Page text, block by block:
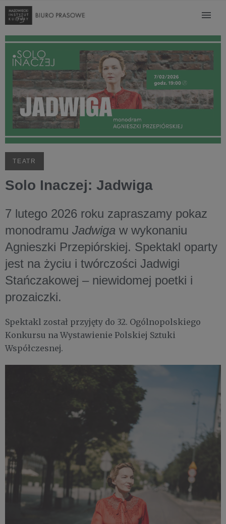
TEATR
Solo Inaczej: Jadwiga
7 lutego 2026 roku zapraszamy pokaz
monodramu Jadwiga w wykonaniu
Agnieszki Przepiórskiej. Spektakl oparty
jest na życiu i twórczości Jadwigi
Stańczakowej – niewidomej poetki i
prozaiczki.
Spektakl został przyjęty do 32. Ogólnopolskiego
Konkursu na Wystawienie Polskiej Sztuki
Współczesnej.